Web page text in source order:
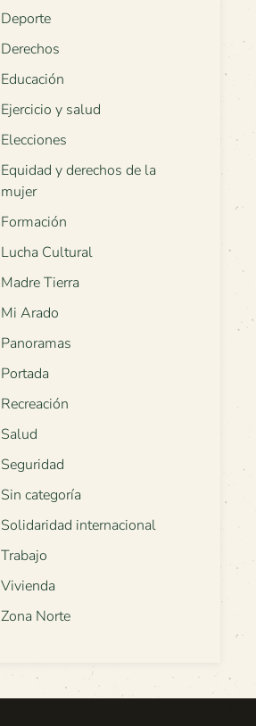
Deporte
Derechos
Educación
Ejercicio y salud
Elecciones
Equidad y derechos de la
mujer
Formación
Lucha Cultural
Madre Tierra
Mi Arado
Panoramas
Portada
Recreación
Salud
Seguridad
Sin categoría
Solidaridad internacional
Trabajo
Vivienda
Zona Norte